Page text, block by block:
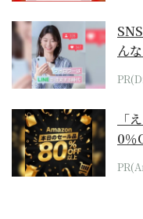
ん
「
0％
本